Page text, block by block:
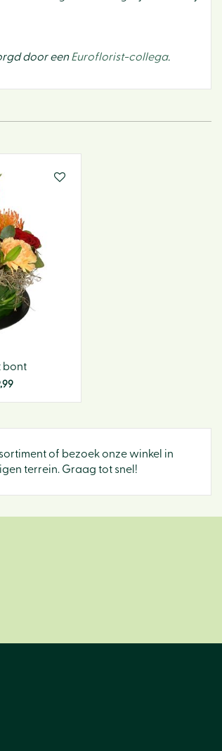
door eenEuroflorist-collega.
bont
,99
of bezoek onze winkel in
terrein. Graag tot snel!